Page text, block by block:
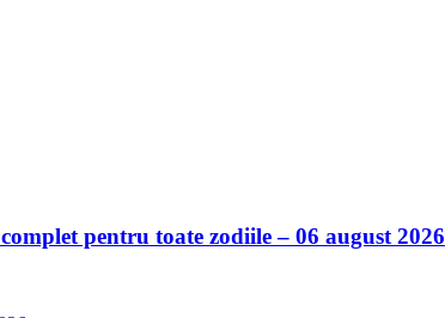
pentru toate zodiile – 06 august 2026